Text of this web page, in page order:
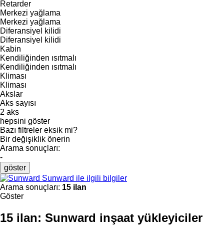
Retarder
Merkezi yağlama
Merkezi yağlama
Diferansiyel kilidi
Diferansiyel kilidi
Kabin
Kendiliğinden ısıtmalı
Kendiliğinden ısıtmalı
Kliması
Kliması
Akslar
Aks sayısı
2 aks
hepsini göster
Bazı filtreler eksik mi?
Bir değişiklik önerin
Arama sonuçları:
-
göster
Sunward ile ilgili bilgiler
Arama sonuçları: 15 ilan
Göster
15 ilan: Sunward inşaat yükleyiciler